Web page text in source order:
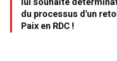
du processus d'un
Paix en RDC !